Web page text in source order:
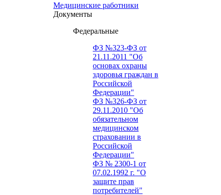
Медицинские работники
Документы
Федеральные
ФЗ №323-ФЗ от
21.11.2011 "Об
основах охраны
здоровья граждан в
Российской
Федерации"
ФЗ №326-ФЗ от
29.11.2010 "Об
обязательном
медицинском
страховании в
Российской
Федерации"
ФЗ № 2300-1 от
07.02.1992 г. "О
защите прав
потребителей"